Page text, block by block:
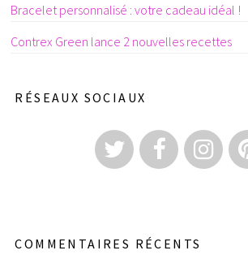
Bracelet personnalisé : votre cadeau idéal !
Contrex Green lance 2 nouvelles recettes
RÉSEAUX SOCIAUX
COMMENTAIRES RÉCENTS